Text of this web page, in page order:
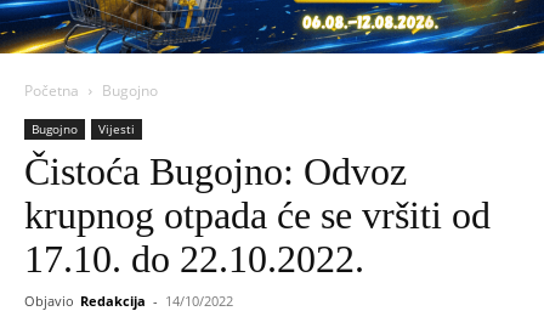
Početna Bugojno
Bugojno Vijesti
Čistoća Bugojno: Odvoz
krupnog otpada će se vršiti od
17.10. do 22.10.2022.
Objavio Redakcija - 14/10/2022